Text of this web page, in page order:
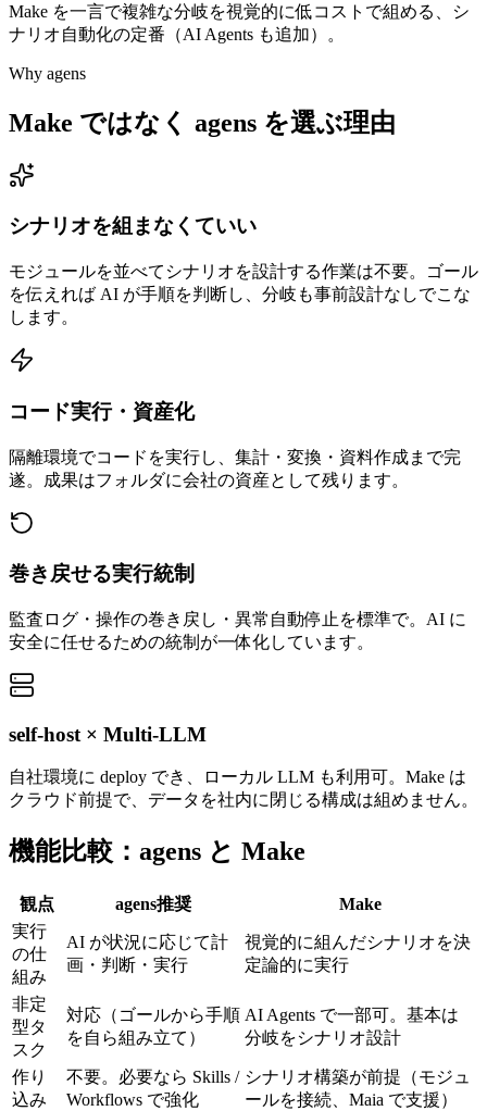
Make を一言で複雑な分岐を視覚的に低コストで組める、シ
ナリオ自動化の定番（AI Agents も追加）。
Why agens
Make ではなく agens を選ぶ理由
シナリオを組まなくていい
モジュールを並べてシナリオを設計する作業は不要。ゴール
を伝えれば AI が手順を判断し、分岐も事前設計なしでこな
します。
コード実行・資産化
隔離環境でコードを実行し、集計・変換・資料作成まで完
遂。成果はフォルダに会社の資産として残ります。
巻き戻せる実行統制
監査ログ・操作の巻き戻し・異常自動停止を標準で。AI に
安全に任せるための統制が一体化しています。
self-host × Multi-LLM
自社環境に deploy でき、ローカル LLM も利用可。Make は
クラウド前提で、データを社内に閉じる構成は組めません。
機能比較：agens と Make
観点 agens推奨
Make
実行
の仕
組み
AI が状況に応じて計
画・判断・実行
視覚的に組んだシナリオを決
定論的に実行
非定
型タ
スク
対応（ゴールから手順
を自ら組み立て）
AI Agents で一部可。基本は
分岐をシナリオ設計
作り
込み
不要。必要なら Skills /
Workflows で強化
シナリオ構築が前提（モジュ
ールを接続、Maia で支援）